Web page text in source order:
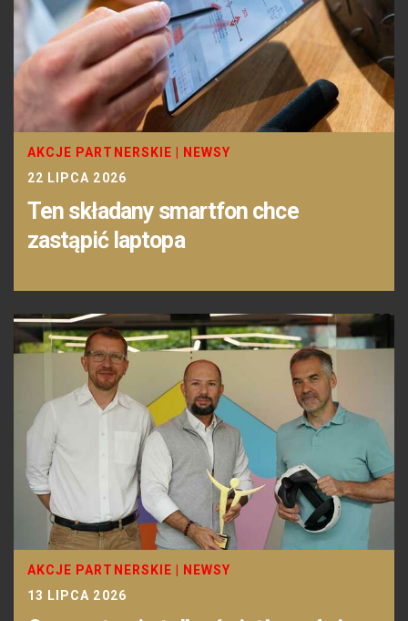
AKCJE PARTNERSKIE
NEWSY
22 LIPCA 2026
Ten składany smartfon chce
zastąpić laptopa
AKCJE PARTNERSKIE
NEWSY
13 LIPCA 2026